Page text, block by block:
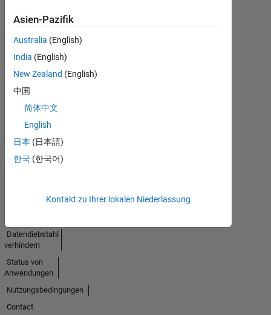
Keine
Aktivität
Asien-Pazifik
Australia (English)
India (English)
New Zealand (English)
中国
简体中文
English
日本 (日本語)
한국 (한국어)
Kontakt zu Ihrer lokalen Niederlassung
Trust
Datendiebstahl
verhindern
Status von
Anwendungen
Nutzungsbedingungen
Contact